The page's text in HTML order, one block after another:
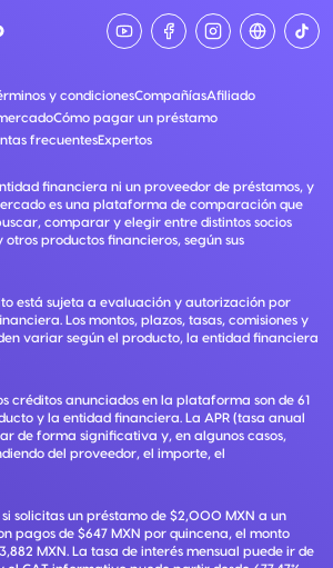
y condicionesCompañíasAfiliado
Cómo pagar un préstamo
frecuentesExpertos
financiera ni un proveedor de préstamos, y
es una plataforma de comparación que
comparar y elegir entre distintos socios
productos financieros, según sus
está sujeta a evaluación y autorización por
Los montos, plazos, tasas, comisiones y
variar según el producto, la entidad financiera
créditos anunciados en la plataforma son de 61
y la entidad financiera. La APR (tasa anual
de forma significativa y, en algunos casos,
del proveedor, el importe, el
solicitas un préstamo de $2,000 MXN a un
pagos de $647 MXN por quincena, el monto
MXN. La tasa de interés mensual puede ir de